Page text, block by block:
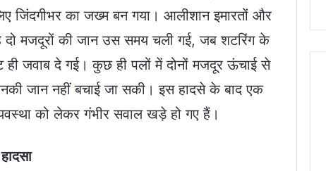
जिंदगीभर का जख्म बन गया। आलीशान इमारतों और
मजदूरों की जान उस समय चली गई, जब शटरिंग के
ही जवाब दे गई। कुछ ही पलों में दोनों मजदूर ऊंचाई से
जान नहीं बचाई जा सकी। इस हादसे के बाद एक
को लेकर गंभीर सवाल खड़े हो गए हैं।